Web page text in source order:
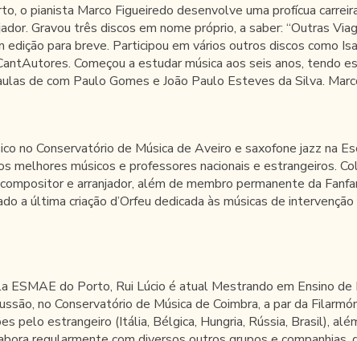
o pianista Marco Figueiredo desenvolve uma profícua
Gravou três discos em nome próprio, a saber: “Outras
para breve. Participou em vários outros discos como
Começou a estudar música aos seis anos, tendo
de com Paulo Gomes e João Paulo Esteves da Silva.
no Conservatório de Música de Aveiro e saxofone jazz na
melhores músicos e professores nacionais e estrangeiros.
e arranjador, além de membro permanente da
a última criação d’Orfeu dedicada às músicas de
ESMAE do Porto, Rui Lúcio é atual Mestrando em Ensino
no Conservatório de Música de Coimbra, a par da
pelo estrangeiro (Itália, Bélgica, Hungria, Rússia, Brasil),